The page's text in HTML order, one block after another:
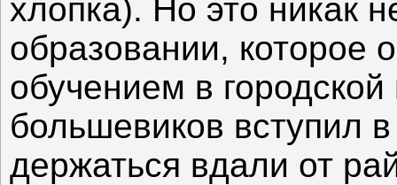
хлопка). Но это никак
образовании, которое
обучением в
большевиков вступил
держаться вдали от